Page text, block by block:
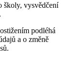
školy, vysvědčení
podléhá
a o změně